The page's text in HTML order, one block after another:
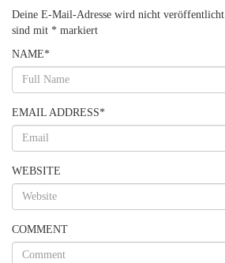
Deine E-Mail-Adresse wird nicht veröffentlicht.
sind mit * markiert
NAME*
EMAIL ADDRESS*
WEBSITE
COMMENT